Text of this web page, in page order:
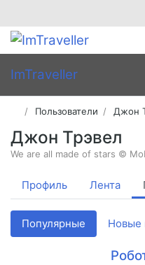
ImTraveller
Пользователи Джон
Джон Трэвел
We are all made of stars ©
Профиль Лента
Популярные Новые